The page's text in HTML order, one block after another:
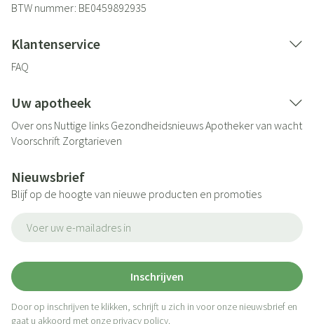
BTW nummer: BE0459892935
Klantenservice
FAQ
Uw apotheek
Over ons Nuttige links GezondheidsnieuwsApotheker van wacht
Voorschrift Zorgtarieven
Nieuwsbrief
Blijf op de hoogte van nieuwe producten en promoties
Inschrijven
Door op inschrijven te klikken, schrijft u zich in voor onze nieuwsbrief en
gaat u akkoord met onze privacy policy.